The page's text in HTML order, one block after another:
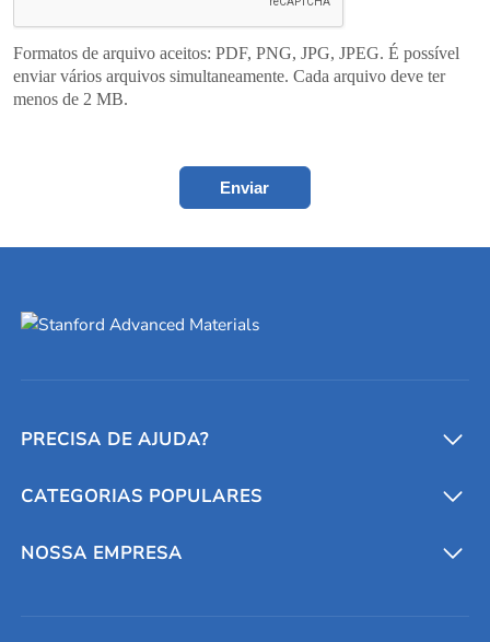
Formatos de arquivo aceitos: PDF, PNG, JPG, JPEG. É possível
enviar vários arquivos simultaneamente. Cada arquivo deve ter
menos de 2 MB.
Enviar
PRECISA DE AJUDA?
Conversores e calculadoras
Entre em contato conosco
CATEGORIAS POPULARES
Metais refratários
NOSSA EMPRESA